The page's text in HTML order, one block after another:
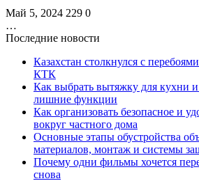
Май 5, 2024 229 0
…
Последние новости
Казахстан столкнулся с
КТК
Как выбрать вытяжку для кухни и
лишние функции
Как организовать безопасное и
вокруг частного дома
Основные этапы обустройства
материалов, монтаж и системы
Почему одни фильмы хочется
снова